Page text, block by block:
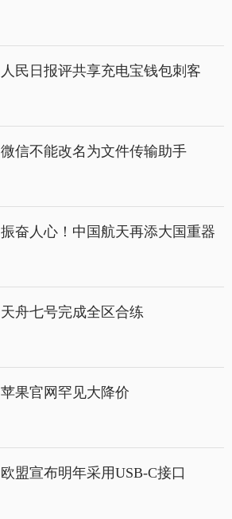
人民日报评共享充电宝钱包刺客
微信不能改名为文件传输助手
振奋人心！中国航天再添大国重器
天舟七号完成全区合练
苹果官网罕见大降价
欧盟宣布明年采用USB-C接口